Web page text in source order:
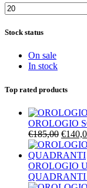
Prezzo
Min
Stock status
On sale
In stock
Top rated products
OROLOGIO
€185,00 Il
prezzo
era:
€
OROLOGIO
QUADRANTI